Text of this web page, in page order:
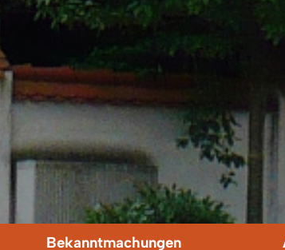
Bekanntmachungen